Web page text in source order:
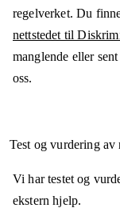
regelverket. Du
nettstedet til
manglende eller
oss.
Test og vurdering av
Vi har testet og
ekstern hjelp.